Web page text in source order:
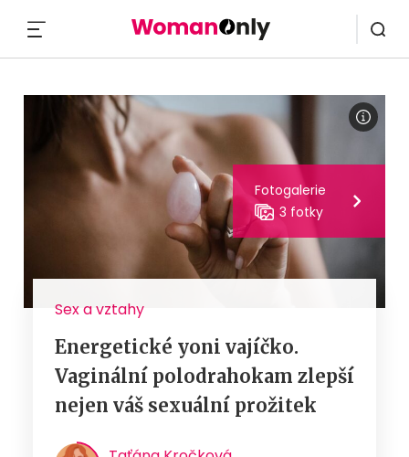
Fotogalerie
3 fotky
Sex a vztahy
Energetické yoni vajíčko.
Vaginální polodrahokam zlepší
nejen váš sexuální prožitek